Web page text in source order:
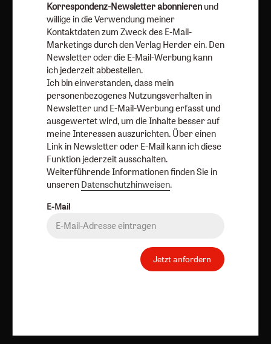
Ja, ich möchte den kostenlosen Herder
Korrespondenz-Newsletter abonnieren
die Verwendung meiner Kontaktdaten zum Zweck des E-
Mail-Marketings durch den Verlag Herder ein. Den
Newsletter oder die E-Mail-Werbung kann ich jederzeit
abbestellen.
Ich bin einverstanden, dass mein personenbezogenes
Nutzungsverhalten in Newsletter und E-Mail-Werbung
erfasst und ausgewertet wird, um die Inhalte besser auf
meine Interessen auszurichten. Über einen Link in
Newsletter oder E-Mail kann ich diese Funktion jederzeit
ausschalten.
Weiterführende Informationen finden Sie in unseren
Korrespondenz-Newsletter abonnieren und
willige in die Verwendung meiner
Kontaktdaten zum Zweck des E-Mail-
Marketings durch den Verlag Herder ein. Den
Newsletter oder die E-Mail-Werbung kann
ich jederzeit abbestellen.
Ich bin einverstanden, dass mein
personenbezogenes Nutzungsverhalten in
Newsletter und E-Mail-Werbung erfasst und
ausgewertet wird, um die Inhalte besser auf
meine Interessen auszurichten. Über einen
Link in Newsletter oder E-Mail kann ich diese
Funktion jederzeit ausschalten.
Weiterführende Informationen finden Sie in
unseren Datenschutzhinweisen.
E-Mail
Jetzt anfordern